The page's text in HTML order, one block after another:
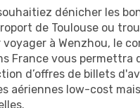
dénicher les
de Toulouse ou
à Wenzhou, le
France vous permettra
d’offres de billets
aériennes low-cost